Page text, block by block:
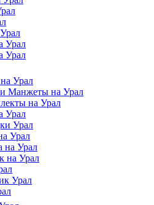
Урал
Урал
Урал
Манжеты на Урал
на Урал
Урал
Урал
Урал
на Урал
на Урал
Урал